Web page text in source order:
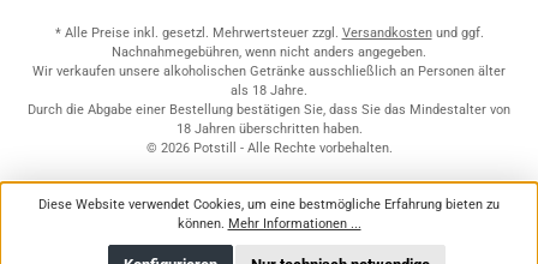
* Alle Preise inkl. gesetzl. Mehrwertsteuer zzgl. Versandkostenund ggf.
Nachnahmegebühren, wenn nicht anders angegeben.
Wir verkaufen unsere alkoholischen Getränke ausschließlich an Personen älter
als 18 Jahre.
Durch die Abgabe einer Bestellung bestätigen Sie, dass Sie das Mindestalter von
18 Jahren überschritten haben.
© 2026 Potstill - Alle Rechte vorbehalten.
Diese Website verwendet Cookies, um eine bestmögliche Erfahrung bieten zu
können. Mehr Informationen ...